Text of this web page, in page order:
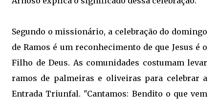
Segundo o missionário, a celebração do domingo
de Ramos é um reconhecimento de que Jesus é o
Filho de Deus. As comunidades costumam levar
ramos de palmeiras e oliveiras para celebrar a
Entrada Triunfal. "Cantamos: Bendito o que vem